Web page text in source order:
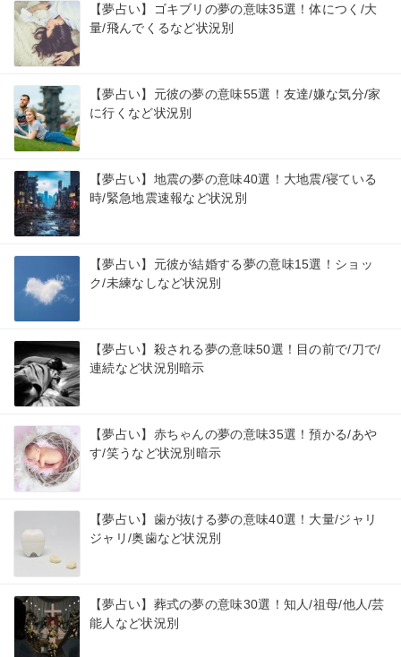
【夢占い】ゴキブリの夢の意味35選！体につく/大
量/飛んでくるなど状況別
【夢占い】元彼の夢の意味55選！友達/嫌な気分/家
に行くなど状況別
【夢占い】地震の夢の意味40選！大地震/寝ている
時/緊急地震速報など状況別
【夢占い】元彼が結婚する夢の意味15選！ショッ
ク/未練なしなど状況別
【夢占い】殺される夢の意味50選！目の前で/刀で/
連続など状況別暗示
【夢占い】赤ちゃんの夢の意味35選！預かる/あや
す/笑うなど状況別暗示
【夢占い】歯が抜ける夢の意味40選！大量/ジャリ
ジャリ/奥歯など状況別
【夢占い】葬式の夢の意味30選！知人/祖母/他人/芸
能人など状況別